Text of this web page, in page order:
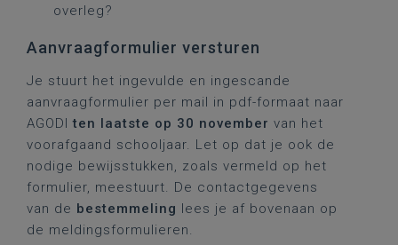
overleg?
Aanvraagformulier versturen
Je stuurt het ingevulde en ingescande
aanvraagformulier per mail in pdf-formaat naar
AGODIten laatste op 30 november van het
voorafgaand schooljaar. Let op dat je ook de
nodige bewijsstukken, zoals vermeld op het
formulier, meestuurt. De contactgegevens
van de bestemmeling lees je af bovenaan op
de meldingsformulieren.